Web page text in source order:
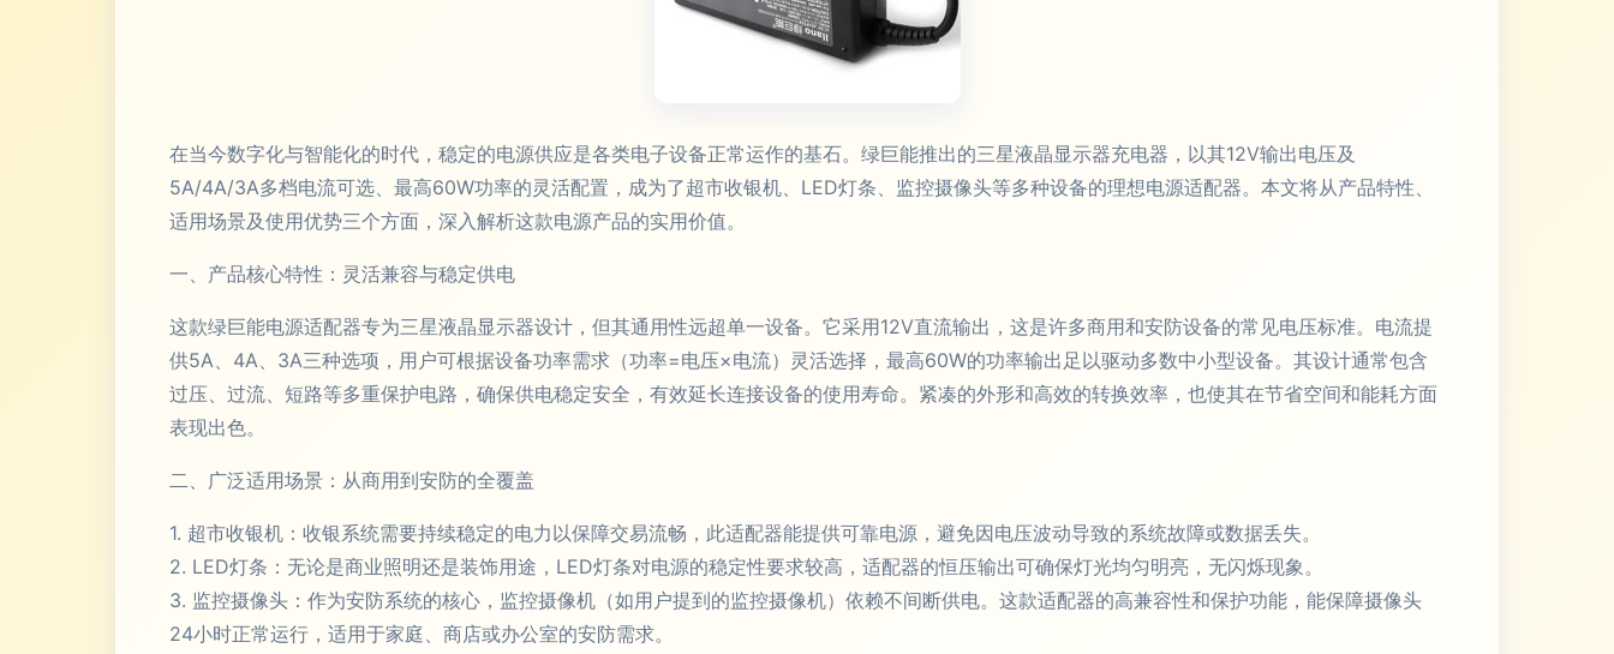
在当今数字化与智能化的时代，稳定的电源供应是各类电子设备正常运作的基石。绿巨能推出的三星液晶显示器充电器，以其12V输出电压及
5A/4A/3A多档电流可选、最高60W功率的灵活配置，成为了超市收银机、LED灯条、监控摄像头等多种设备的理想电源适配器。本文将从产品特性、
适用场景及使用优势三个方面，深入解析这款电源产品的实用价值。
一、产品核心特性：灵活兼容与稳定供电
这款绿巨能电源适配器专为三星液晶显示器设计，但其通用性远超单一设备。它采用12V直流输出，这是许多商用和安防设备的常见电压标准。电流提
供5A、4A、3A三种选项，用户可根据设备功率需求（功率=电压×电流）灵活选择，最高60W的功率输出足以驱动多数中小型设备。其设计通常包含
过压、过流、短路等多重保护电路，确保供电稳定安全，有效延长连接设备的使用寿命。紧凑的外形和高效的转换效率，也使其在节省空间和能耗方面
表现出色。
二、广泛适用场景：从商用到安防的全覆盖
1. 超市收银机：收银系统需要持续稳定的电力以保障交易流畅，此适配器能提供可靠电源，避免因电压波动导致的系统故障或数据丢失。
2. LED灯条：无论是商业照明还是装饰用途，LED灯条对电源的稳定性要求较高，适配器的恒压输出可确保灯光均匀明亮，无闪烁现象。
3. 监控摄像头：作为安防系统的核心，监控摄像机（如用户提到的监控摄像机）依赖不间断供电。这款适配器的高兼容性和保护功能，能保障摄像头
24小时正常运行，适用于家庭、商店或办公室的安防需求。